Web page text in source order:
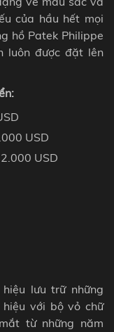
của hầu hết mọi
hồ Patek Philippe
luôn được đặt lên
:
USD
USD
lưu trữ những
với bộ vỏ chữ
từnhững năm